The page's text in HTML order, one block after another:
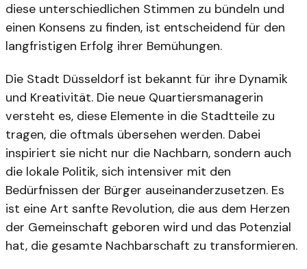
diese unterschiedlichen Stimmen zu bündeln und
einen Konsens zu finden, ist entscheidend für den
langfristigen Erfolg ihrer Bemühungen.
Die Stadt Düsseldorf ist bekannt für ihre Dynamik
und Kreativität. Die neue Quartiersmanagerin
versteht es, diese Elemente in die Stadtteile zu
tragen, die oftmals übersehen werden. Dabei
inspiriert sie nicht nur die Nachbarn, sondern auch
die lokale Politik, sich intensiver mit den
Bedürfnissen der Bürger auseinanderzusetzen. Es
ist eine Art sanfte Revolution, die aus dem Herzen
der Gemeinschaft geboren wird und das Potenzial
hat, die gesamte Nachbarschaft zu transformieren.